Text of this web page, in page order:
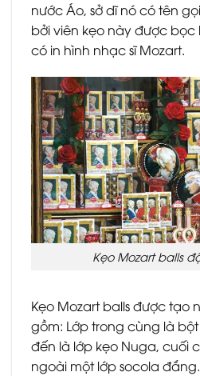
nước Áo, sở dĩ nó có tên
bởi viên kẹo này được
có in hình nhạc sĩ Mozart.
Kẹo Mozart balls
Kẹo Mozart balls được tạo
gồm: Lớp trong cùng là
đến là lớp kẹo Nuga, cuối
ngoài một lớp socola